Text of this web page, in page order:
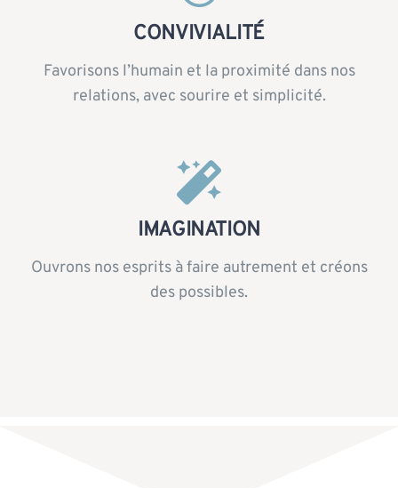
CONVIVIALITÉ
Favorisons l’humain et la proximité dans nos
relations, avec sourire et simplicité.
IMAGINATION
Ouvrons nos esprits à faire autrement et créons
des possibles.